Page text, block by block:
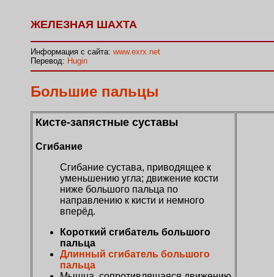
ЖЕЛЕЗНАЯ ШАХТА
Информация с сайта: www.exrx.net
Перевод: Hugin
Большие пальцы
Кисте-запястные суставы
Сгибание
Сгибание сустава, приводящее к
уменьшению угла; движение кости
ниже большого пальца по
направлению к кисти и немного
вперёд.
Короткий сгибатель большого
пальца
Длинный сгибатель большого
пальца